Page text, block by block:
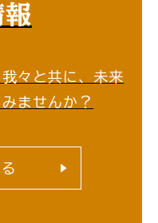
報
々と共に、未来
ませんか？